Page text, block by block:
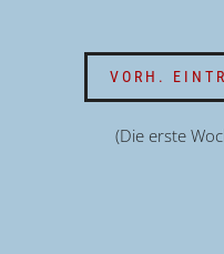
VORH.
(Die erste